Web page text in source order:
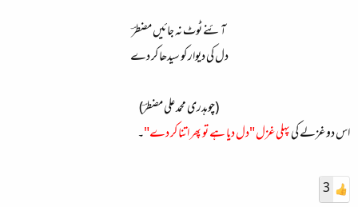
آئنے ٹوٹ نہ جائیں مضطرؔ
دل کی دیوار کو سیدھا کر دے
(چوہدری محمد علی مضطرؔ)
اس دو غزلے کیپہلی غزل "دل دیا ہے تو پھر اتنا کر دے"۔
3